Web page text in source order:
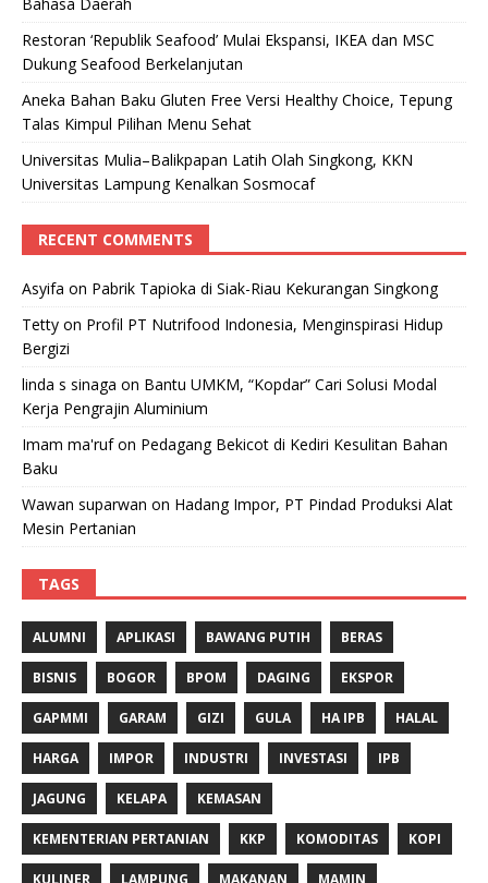
Restoran ‘Republik Seafood’ Mulai Ekspansi, IKEA dan MSC
Dukung Seafood Berkelanjutan
Aneka Bahan Baku Gluten Free Versi Healthy Choice, Tepung
Talas Kimpul Pilihan Menu Sehat
Universitas Mulia–Balikpapan Latih Olah Singkong, KKN
Universitas Lampung Kenalkan Sosmocaf
RECENT COMMENTS
Asyifa on Pabrik Tapioka di Siak-Riau Kekurangan Singkong
Tetty on Profil PT Nutrifood Indonesia, Menginspirasi Hidup
Bergizi
linda s sinaga on Bantu UMKM, “Kopdar” Cari Solusi Modal
Kerja Pengrajin Aluminium
Imam ma'rufon Pedagang Bekicot di Kediri Kesulitan Bahan
Baku
Wawan suparwan on Hadang Impor, PT Pindad Produksi Alat
Mesin Pertanian
TAGS
ALUMNI APLIKASI BAWANG PUTIH BERAS
BISNIS BOGOR BPOM DAGING EKSPOR
GAPMMI GARAM GIZI GULA HA IPB HALAL
HARGA IMPOR INDUSTRI INVESTASI IPB
JAGUNG KELAPA KEMASAN
KEMENTERIAN PERTANIAN KKP KOMODITAS KOPI
KULINER LAMPUNG MAKANAN MAMIN